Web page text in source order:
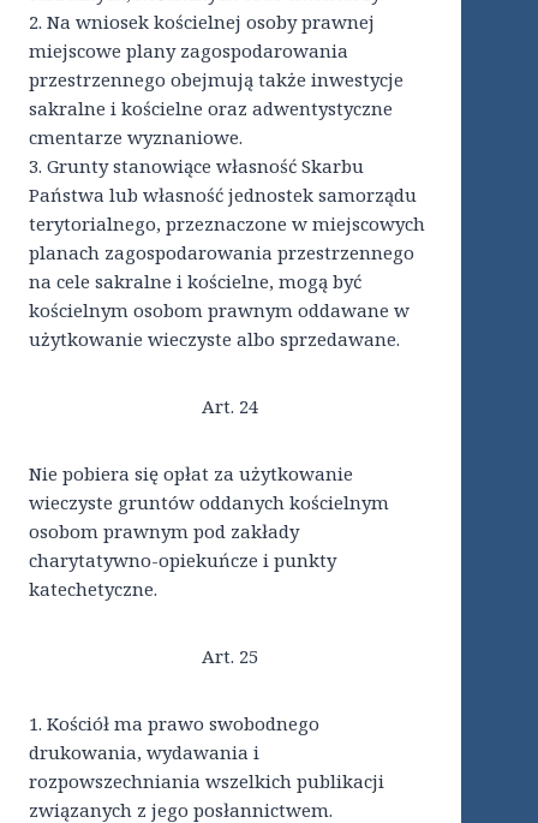
2. Na wniosek kościelnej osoby prawnej
miejscowe plany zagospodarowania
przestrzennego obejmują także inwestycje
sakralne i kościelne oraz adwentystyczne
cmentarze wyznaniowe.
3. Grunty stanowiące własność Skarbu
Państwa lub własność jednostek samorządu
terytorialnego, przeznaczone w miejscowych
planach zagospodarowania przestrzennego
na cele sakralne i kościelne, mogą być
kościelnym osobom prawnym oddawane w
użytkowanie wieczyste albo sprzedawane.
Art. 24
Nie pobiera się opłat za użytkowanie
wieczyste gruntów oddanych kościelnym
osobom prawnym pod zakłady
charytatywno-opiekuńcze i punkty
katechetyczne.
Art. 25
1. Kościół ma prawo swobodnego
drukowania, wydawania i
rozpowszechniania wszelkich publikacji
związanych z jego posłannictwem.